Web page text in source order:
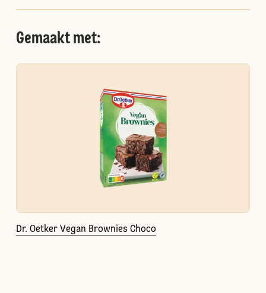
Gemaakt met:
Dr. Oetker Vegan Brownies Choco